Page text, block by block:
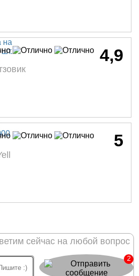
4,9
5
сейчас на любой вопрос
2